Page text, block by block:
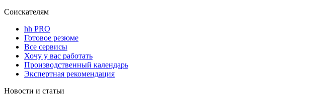
Соискателям
hh PRO
Готовое резюме
Все сервисы
Хочу у вас работать
Производственный календарь
Экспертная рекомендация
Новости и статьи